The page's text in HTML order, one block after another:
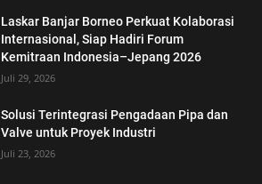
Laskar Banjar Borneo Perkuat Kolaborasi
Internasional, Siap Hadiri Forum
Kemitraan Indonesia–Jepang 2026
Juli 29, 2026
Solusi Terintegrasi Pengadaan Pipa dan
Valve untuk Proyek Industri
Juli 23, 2026